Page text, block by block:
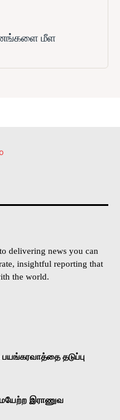
மீள
delivering news you can
insightful reporting that
the world.
தடுப்பு
இராணுவ